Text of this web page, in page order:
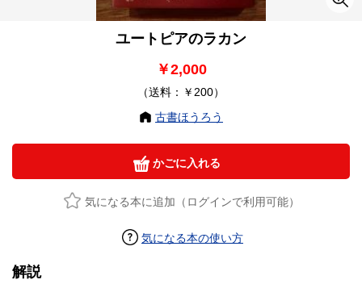
ユートピアのラカン
￥2,000
（送料：￥200）
古書ほうろう
かごに入れる
気になる本に追加（ログインで利用可能）
気になる本の使い方
解説